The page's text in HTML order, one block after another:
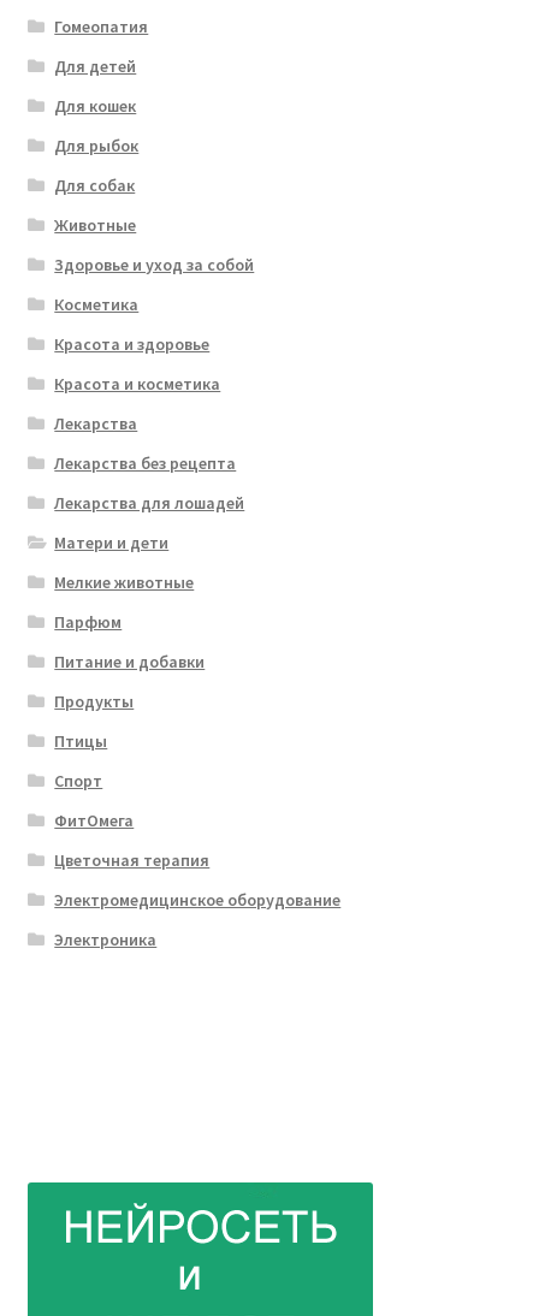
Гомеопатия
Для детей
Для кошек
Для рыбок
Для собак
Животные
Здоровье и уход за собой
Косметика
Красота и здоровье
Красота и косметика
Лекарства
Лекарства без рецепта
Лекарства для лошадей
Матери и дети
Мелкие животные
Парфюм
Питание и добавки
Продукты
Птицы
Спорт
ФитОмега
Цветочная терапия
Электромедицинское оборудование
Электроника